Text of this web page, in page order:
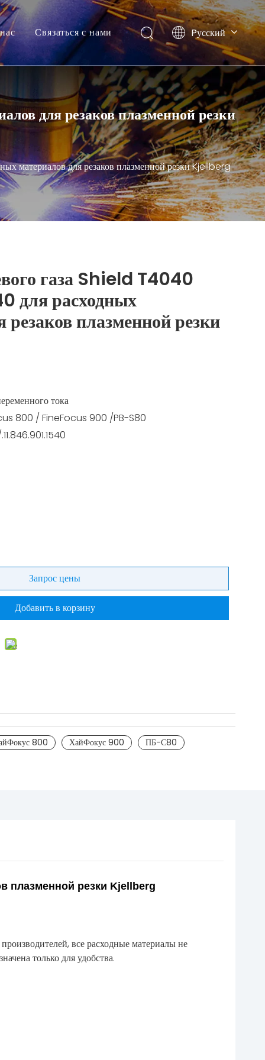
Связаться с нами Pусский
English
для резаков плазменной резки
материалов для резаков плазменной резки Kjellberg
газа Shield T4040
для расходных
резаков плазменной резки
тока
800 / FineFocus 900 /PB-S80
Запрос цены
Добавить в корзину
800 ХайФокус 900 ПБ-С80
плазменной резки Kjellberg
все расходные материалы не
только для удобства.